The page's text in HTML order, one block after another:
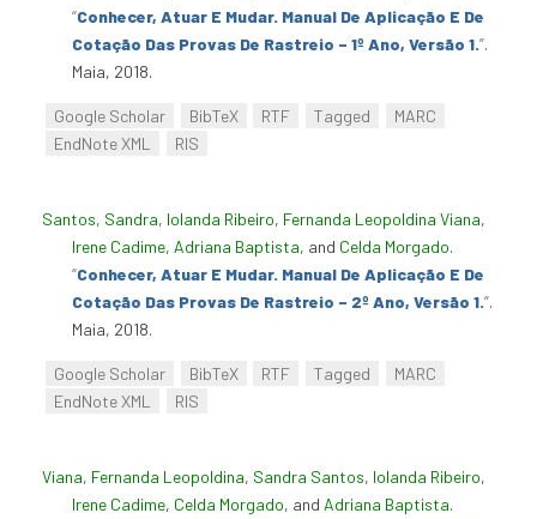
“Conhecer, Atuar E Mudar. Manual De Aplicação E De
Cotação Das Provas De Rastreio – 1º Ano, Versão 1.”.
Maia, 2018.
Google Scholar BibTeX RTF Tagged
MARC
EndNote XML
RIS
Santos, Sandra, Iolanda Ribeiro, Fernanda Leopoldina Viana,
Irene Cadime, Adriana Baptista, and Celda Morgado.
“Conhecer, Atuar E Mudar. Manual De Aplicação E De
Cotação Das Provas De Rastreio – 2º Ano, Versão 1.”.
Maia, 2018.
Google Scholar BibTeX RTF Tagged
MARC
EndNote XML
RIS
Viana, Fernanda Leopoldina, Sandra Santos, Iolanda Ribeiro,
Irene Cadime, Celda Morgado, and Adriana Baptista.